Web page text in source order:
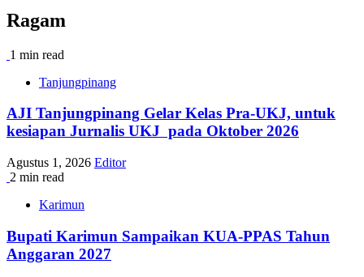
Ragam
1 min read
Tanjungpinang
AJI Tanjungpinang Gelar Kelas Pra-UKJ, untuk
kesiapan Jurnalis UKJ pada Oktober 2026
Agustus 1, 2026 Editor
2 min read
Karimun
Bupati Karimun Sampaikan KUA-PPAS Tahun
Anggaran 2027